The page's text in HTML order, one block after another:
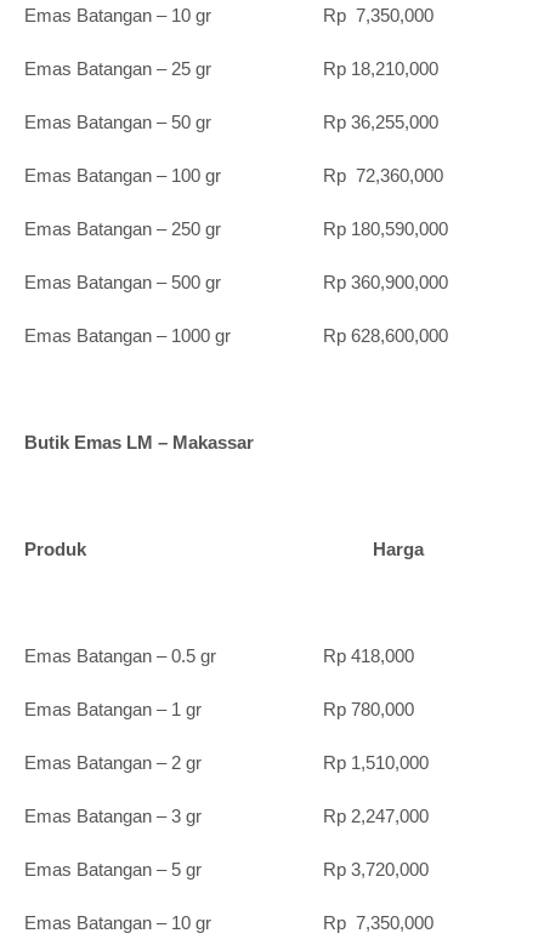
Emas Batangan – 10 gr Rp 7,350,000
Emas Batangan – 25 gr Rp 18,210,000
Emas Batangan – 50 gr Rp 36,255,000
Emas Batangan – 100 gr Rp 72,360,000
Emas Batangan – 250 gr Rp 180,590,000
Emas Batangan – 500 gr Rp 360,900,000
Emas Batangan – 1000 gr Rp 628,600,000
Butik Emas LM – Makassar
Produk Harga
Emas Batangan – 0.5 gr Rp 418,000
Emas Batangan – 1 gr Rp 780,000
Emas Batangan – 2 gr Rp 1,510,000
Emas Batangan – 3 gr Rp 2,247,000
Emas Batangan – 5 gr Rp 3,720,000
Emas Batangan – 10 gr Rp 7,350,000